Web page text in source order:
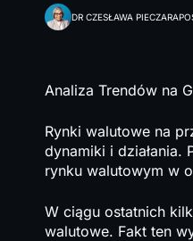
DR CZESŁAWA PIECZARA
Analiza Trendów na
Rynki walutowe na
dynamiki i działania.
rynku walutowym w
W ciągu ostatnich
walutowe. Fakt ten